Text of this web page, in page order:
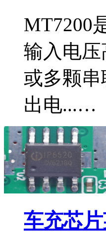
MT7200
输入电
或多颗
出电...…
车充芯